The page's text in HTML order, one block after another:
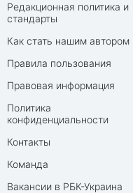
Редакционная политика и
стандарты
Как стать нашим автором
Правила пользования
Правовая информация
Политика
конфиденциальности
Контакты
Команда
Вакансии в РБК-Украина